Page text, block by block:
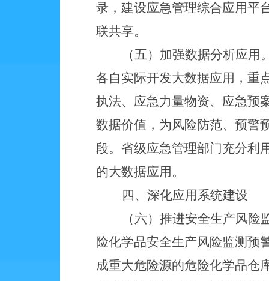
录，建设应急管理综合应用平
联共享。
（五）加强数据分析应
各自实际开发大数据应用，重
执法、应急力量物资、应急预
数据价值，为风险防范、预警
段。省级应急管理部门充分利
的大数据应用。
四、深化应用系统建设
（六）推进安全生产风
险化学品安全生产风险监测预
成重大危险源的危险化学品仓